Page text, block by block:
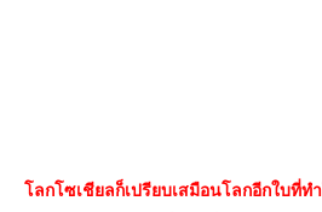
โลกโซเชียลก็เปรียบเสมือนโลกอีกใบที่